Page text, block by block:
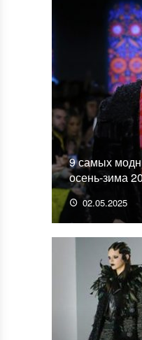
9 самых
осень-зима
02.05.2025